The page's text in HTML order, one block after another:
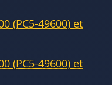
(PC5-49600) et
(PC5-49600) et